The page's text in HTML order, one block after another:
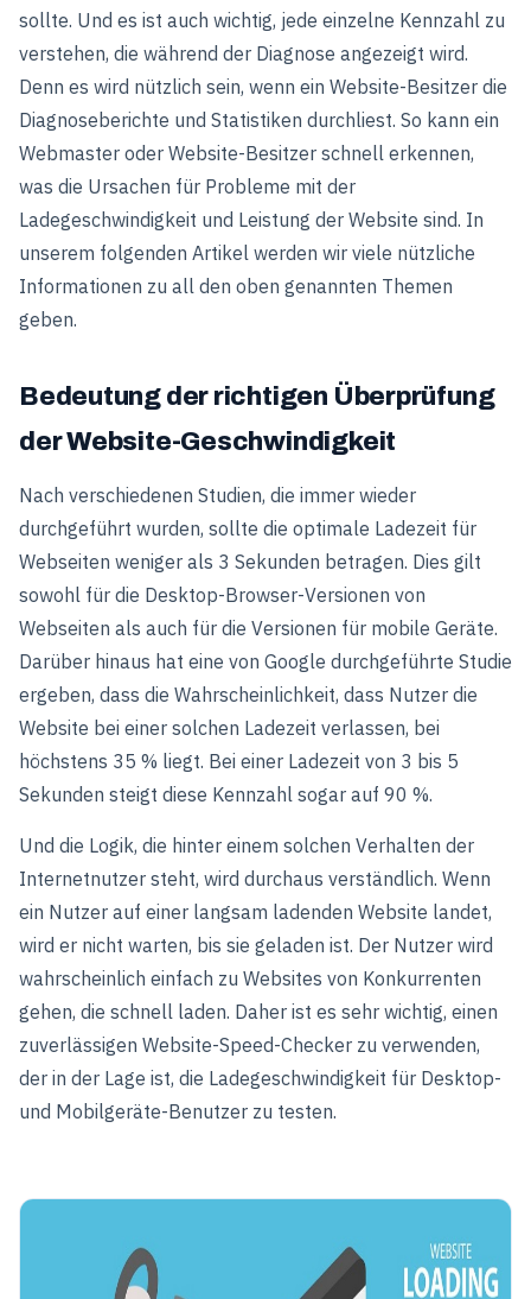
sollte. Und es ist auch wichtig, jede einzelne Kennzahl zu
verstehen, die während der Diagnose angezeigt wird.
Denn es wird nützlich sein, wenn ein Website-Besitzer die
Diagnoseberichte und Statistiken durchliest. So kann ein
Webmaster oder Website-Besitzer schnell erkennen,
was die Ursachen für Probleme mit der
Ladegeschwindigkeit und Leistung der Website sind. In
unserem folgenden Artikel werden wir viele nützliche
Informationen zu all den oben genannten Themen
geben.
Bedeutung der richtigen Überprüfung
der Website-Geschwindigkeit
Nach verschiedenen Studien, die immer wieder
durchgeführt wurden, sollte die optimale Ladezeit für
Webseiten weniger als 3 Sekunden betragen. Dies gilt
sowohl für die Desktop-Browser-Versionen von
Webseiten als auch für die Versionen für mobile Geräte.
Darüber hinaus hat eine von Google durchgeführte Studie
ergeben, dass die Wahrscheinlichkeit, dass Nutzer die
Website bei einer solchen Ladezeit verlassen, bei
höchstens 35 % liegt. Bei einer Ladezeit von 3 bis 5
Sekunden steigt diese Kennzahl sogar auf 90 %.
Und die Logik, die hinter einem solchen Verhalten der
Internetnutzer steht, wird durchaus verständlich. Wenn
ein Nutzer auf einer langsam ladenden Website landet,
wird er nicht warten, bis sie geladen ist. Der Nutzer wird
wahrscheinlich einfach zu Websites von Konkurrenten
gehen, die schnell laden. Daher ist es sehr wichtig, einen
zuverlässigen Website-Speed-Checker zu verwenden,
der in der Lage ist, die Ladegeschwindigkeit für Desktop-
und Mobilgeräte-Benutzer zu testen.